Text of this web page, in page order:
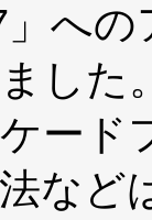
」への
した
ード
など